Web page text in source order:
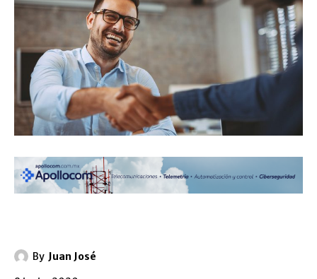
By Juan José